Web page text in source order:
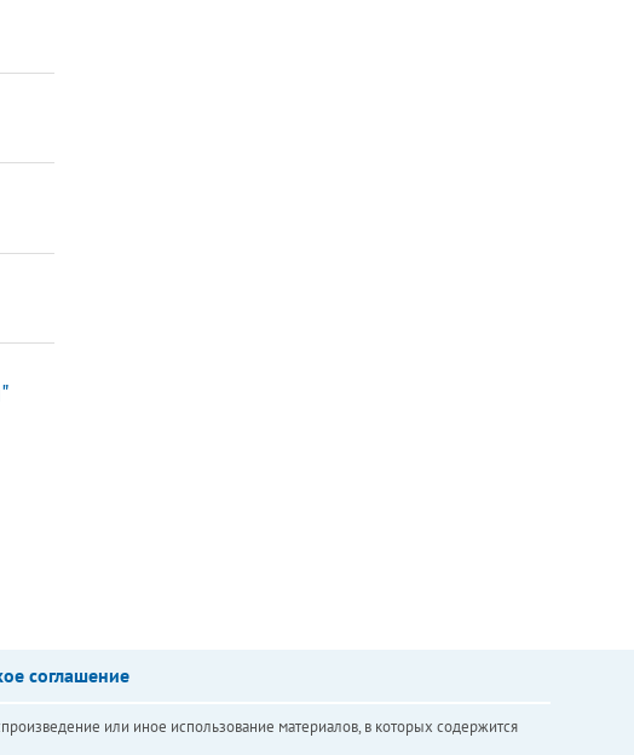
соглашение
или иное использование материалов, в которых содержится